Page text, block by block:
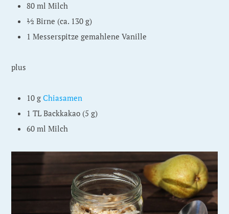
80 ml Milch
½ Birne (ca. 130 g)
1 Messerspitze gemahlene Vanille
plus
10 gChiasamen
1 TL Backkakao (5 g)
60 ml Milch